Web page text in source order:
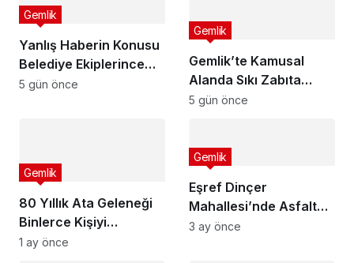
Yanlış Haberin Konusu
Belediye Ekiplerince
Tespit Edildi
Gemlik
5 gün önce
Gemlik’te Kamusal
Alanda Sıkı Zabıta
Denetimi
Gemlik
5 gün önce
80 Yıllık Ata Geleneği
Binlerce Kişiyi
Buluşturdu
Gemlik
1 ay önce
Eşref Dinçer
Mahallesi’nde Asfalt
Seferberliği
Gemlik
3 ay önce